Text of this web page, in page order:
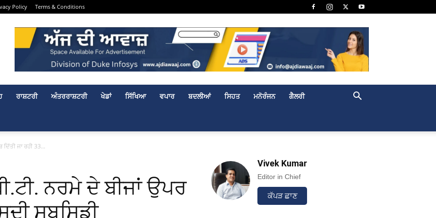
Policy Terms & Conditions
ਰਾਸ਼ਟਰੀ ਅੰਤਰਰਾਸ਼ਟਰੀ ਖੇਡਾਂ ਸਿੱਖਿਆ ਵਪਾਰ ਬਦਲੀਆਂ ਸਿਹਤ ਮਨੋਰੰਜਨ ਗੈਲਰੀ
ਜਾ ਰਹੀ 33...
ਨਰਮੇ ਦੇ ਬੀਜਾਂ ਉਪਰ
ਸਬਸਿਡੀ
Vivek Kumar
Editor in Chief
ਕੱਪੜ ਛਾਣ